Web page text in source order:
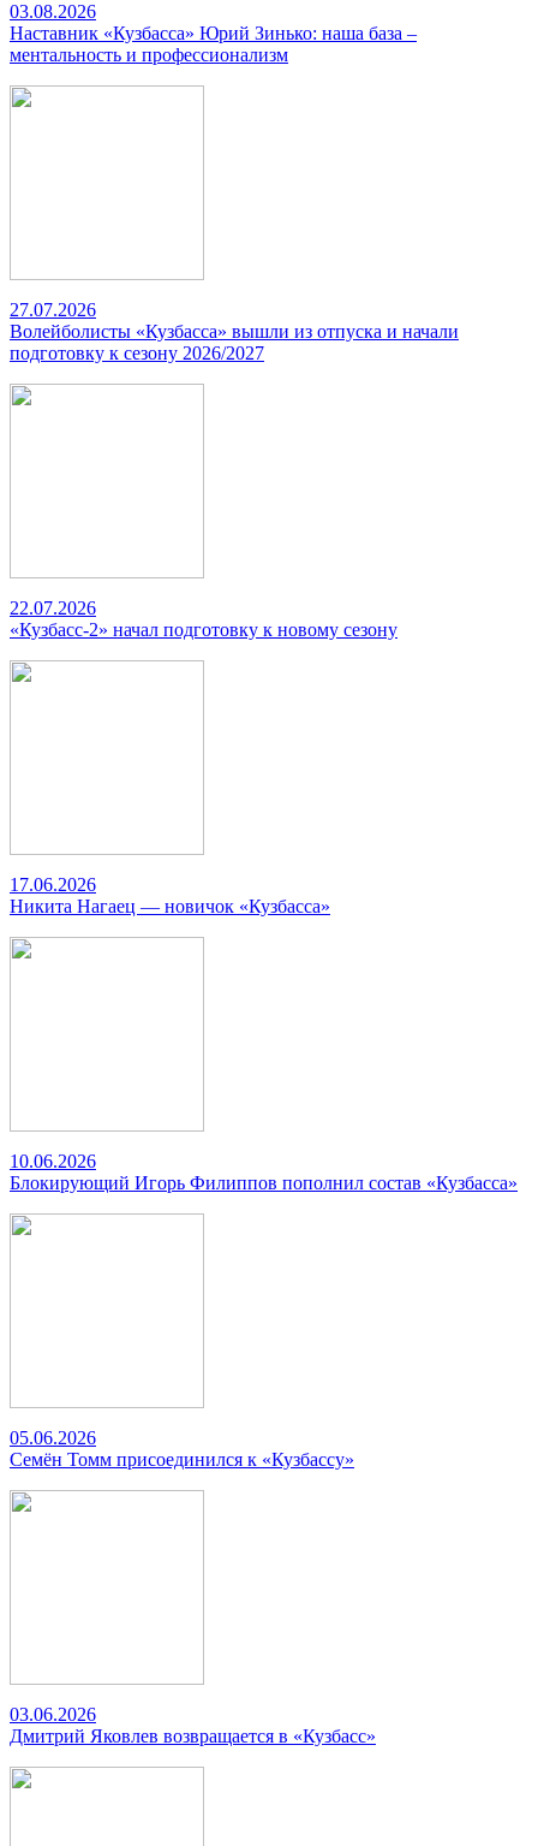
03.08.2026
Наставник «Кузбасса» Юрий Зинько: наша база –
ментальность и профессионализм
27.07.2026
Волейболисты «Кузбасса» вышли из отпуска и начали
подготовку к сезону 2026/2027
22.07.2026
«Кузбасс-2» начал подготовку к новому сезону
17.06.2026
Никита Нагаец — новичок «Кузбасса»
10.06.2026
Блокирующий Игорь Филиппов пополнил состав «Кузбасса»
05.06.2026
Семён Томм присоединился к «Кузбассу»
03.06.2026
Дмитрий Яковлев возвращается в «Кузбасс»